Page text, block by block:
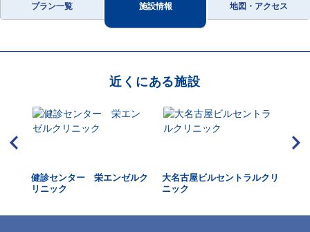
プラン一覧 施設情報 地図・アクセス
近くにある施設
健診センター 栄エンゼルク
リニック
大名古屋ビルセントラルクリ
ニック